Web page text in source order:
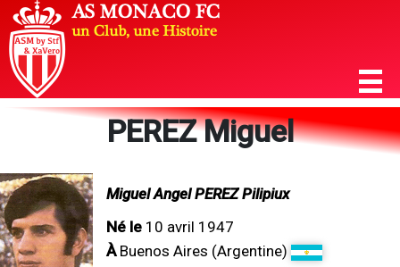
PEREZ Miguel
Miguel Angel PEREZ Pilipiux
Né le 10 avril 1947
ÀBuenos Aires (Argentine)